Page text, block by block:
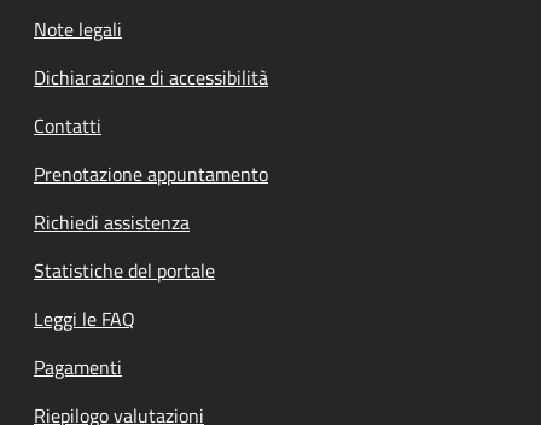
Note legali
Dichiarazione di accessibilità
Contatti
Prenotazione appuntamento
Richiedi assistenza
Statistiche del portale
Leggi le FAQ
Pagamenti
Riepilogo valutazioni